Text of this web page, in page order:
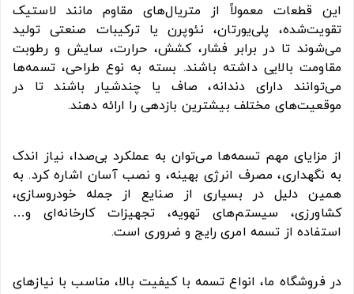
این قطعات معمولاً از متریال‌های مقاوم مانند لاستیک
تقویت‌شده، پلی‌یورتان، نئوپرن یا ترکیبات صنعتی تولید
می‌شوند تا در برابر فشار، کشش، حرارت، سایش و رطوبت
مقاومت بالایی داشته باشند. بسته به نوع طراحی، تسمه‌ها
می‌توانند دارای دندانه، صاف یا چندشیار باشند تا در
موقعیت‌های مختلف بیشترین بازدهی را ارائه دهند.
از مزایای مهم تسمه‌ها می‌توان به عملکرد بی‌صدا، نیاز اندک
به نگهداری، مصرف انرژی بهینه، و نصب آسان اشاره کرد. به
همین دلیل در بسیاری از صنایع از جمله خودروسازی،
کشاورزی، سیستم‌های تهویه، تجهیزات کارخانه‌ای و…
استفاده از تسمه امری رایج و ضروری است.
در فروشگاه ما، انواع تسمه با کیفیت بالا، مناسب با نیازهای